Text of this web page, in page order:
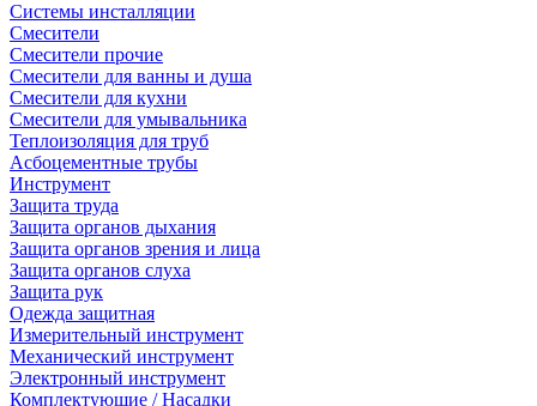
Системы инсталляции
Смесители
Смесители прочие
Смесители для ванны и душа
Смесители для кухни
Смесители для умывальника
Теплоизоляция для труб
Асбоцементные трубы
Инструмент
Защита труда
Защита органов дыхания
Защита органов зрения и лица
Защита органов слуха
Защита рук
Одежда защитная
Измерительный инструмент
Механический инструмент
Электронный инструмент
Комплектующие / Насадки